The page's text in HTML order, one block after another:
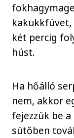
kakukkfüvet,
két percig
húst.
Ha hőálló
nem, akkor
fejezzük be
sütőben